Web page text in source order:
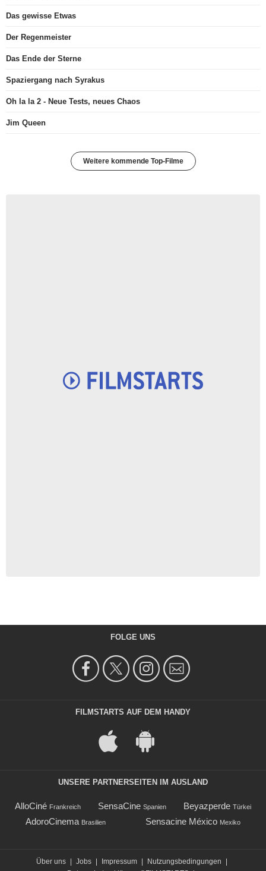
Das gewisse Etwas
Der Regenmeister
Das Ende der Sterne
Spaziergang nach Syrakus
Oh la la 2 - Neue Tests, neues Chaos
Jim Queen
Weitere kommende Top-Filme
FOLGE UNS
FILMSTARTS AUF DEM HANDY
UNSERE PARTNERSEITEN IM AUSLAND
AlloCiné Frankreich SensaCine Spanien Beyazperde Türkei
AdoroCinema Brasilien Sensacine México Mexiko
Über uns Jobs Impressum Nutzungsbedingungen